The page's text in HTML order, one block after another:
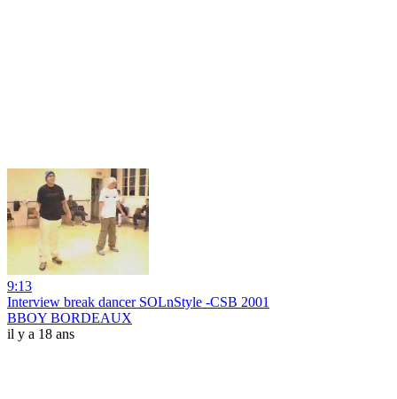
9:13
Interview break dancer SOLnStyle -CSB 2001
BBOY BORDEAUX
il y a 18 ans